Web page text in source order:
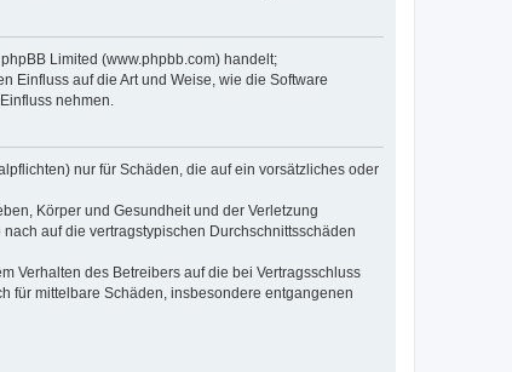
Limited (www.phpbb.com) handelt;
Einfluss auf die Art und Weise, wie die Software
nehmen.
nur für Schäden, die auf ein vorsätzliches oder
Körper und Gesundheit und der Verletzung
auf die vertragstypischen Durchschnittsschäden
Verhalten des Betreibers auf die bei Vertragsschluss
für mittelbare Schäden, insbesondere entgangenen